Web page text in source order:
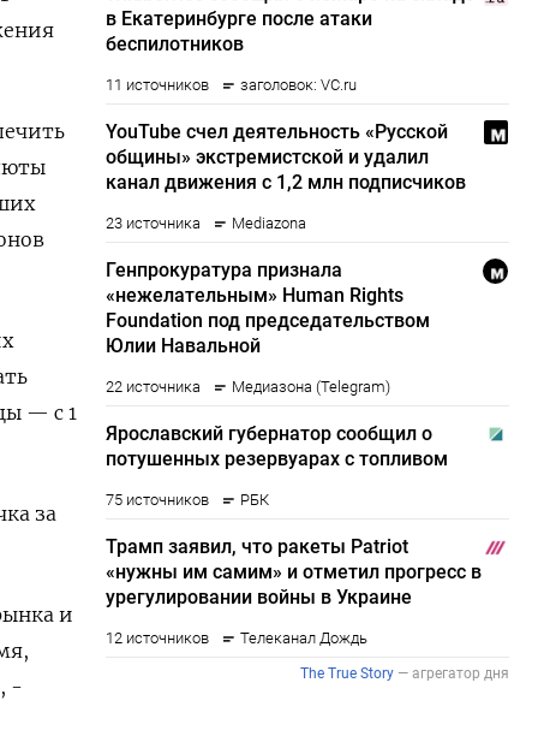
— с 1
за
и
-